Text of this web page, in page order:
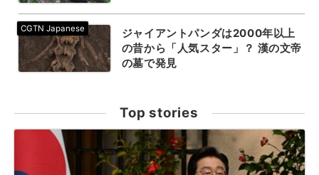
ジャイアントパンダは2000年以上
の昔から「人気スター」？ 漢の文帝
の墓で発見
Top stories